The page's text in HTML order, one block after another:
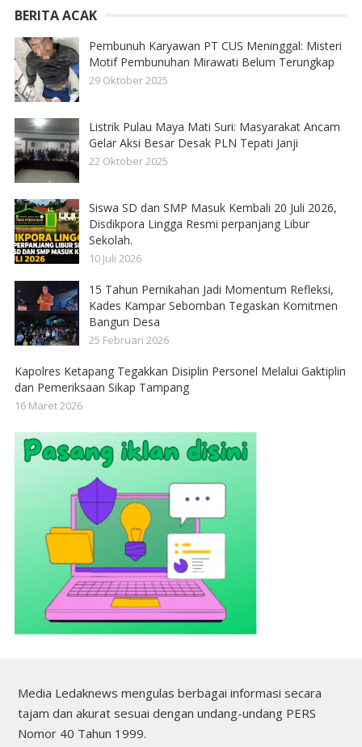
BERITA ACAK
Pembunuh Karyawan PT CUS Meninggal: Misteri
Motif Pembunuhan Mirawati Belum Terungkap
29 Oktober 2025
Listrik Pulau Maya Mati Suri: Masyarakat Ancam
Gelar Aksi Besar Desak PLN Tepati Janji
22 Oktober 2025
Siswa SD dan SMP Masuk Kembali 20 Juli 2026,
Disdikpora Lingga Resmi perpanjang Libur
Sekolah.
10 Juli 2026
15 Tahun Pernikahan Jadi Momentum Refleksi,
Kades Kampar Sebomban Tegaskan Komitmen
Bangun Desa
25 Februari 2026
Kapolres Ketapang Tegakkan Disiplin Personel Melalui Gaktiplin
dan Pemeriksaan Sikap Tampang
16 Maret 2026
Media Ledaknews mengulas berbagai informasi secara
tajam dan akurat sesuai dengan undang-undang PERS
Nomor 40 Tahun 1999.